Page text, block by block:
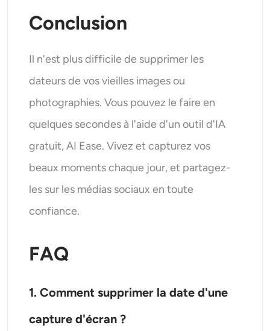
Conclusion
Il n'est plus difficile de supprimer les
dateurs de vos vieilles images ou
photographies. Vous pouvez le faire en
quelques secondes à l'aide d'un outil d'IA
gratuit, AI Ease. Vivez et capturez vos
beaux moments chaque jour, et partagez-
les sur les médias sociaux en toute
confiance.
FAQ
1. Comment supprimer la date d'une
capture d'écran ?